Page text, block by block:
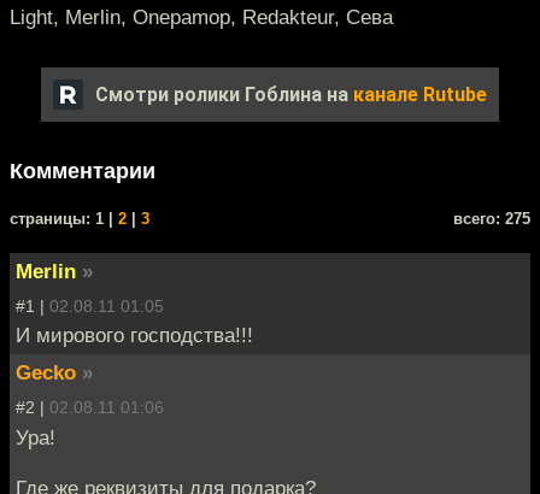
Light, Merlin, Onepamop, Redakteur, Сева
Смотри ролики Гоблина на канале Rutube
Комментарии
cтраницы: 1 | 2 3 всего: 275
Merlin »
#1 | 02.08.11 01:05
И мирового господства!!!
Gecko »
#2 | 02.08.11 01:06
Ура!
Где же реквизиты для подарка?